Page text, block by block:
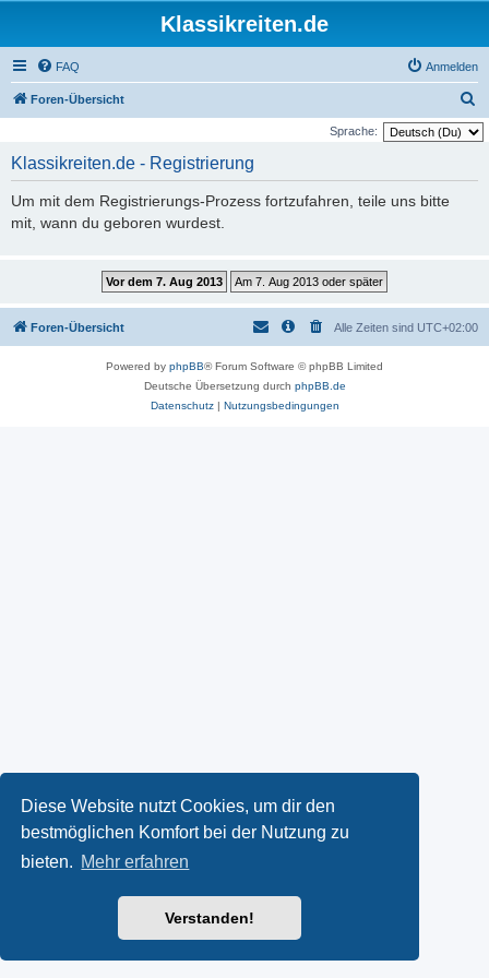
Diese Website nutzt Cookies, um dir den
bestmöglichen Komfort bei der Nutzung zu
bieten. Mehr erfahren
Verstanden!
Klassikreiten.de
FAQ Anmelden
Foren-Übersicht
u
Sprache:
Klassikreiten.de - Registrierung
Um mit dem Registrierungs-Prozess fortzufahren, teile uns bitte
mit, wann du geboren wurdest.
Foren-Übersicht Alle Zeiten sind UTC+02:00
Powered by phpBB® Forum Software © phpBB Limited
Deutsche Übersetzung durch phpBB.de
Datenschutz| Nutzungsbedingungen